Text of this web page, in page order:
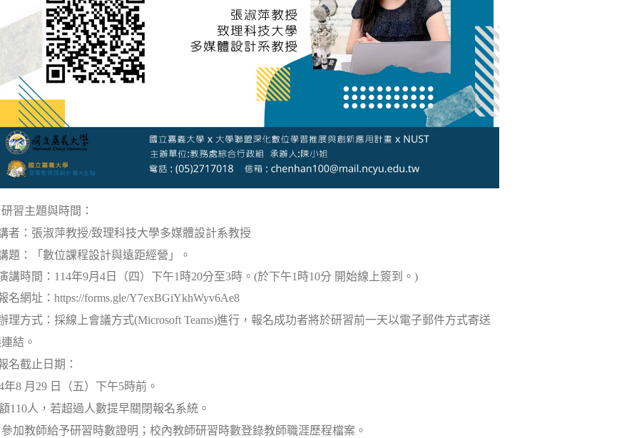
習主題與時間：
者：張淑萍教授/致理科技大學多媒體設計系教授
題：「數位課程設計與遠距經營」。
講時間：114年9月4日（四）下午1時20分至3時。(於下午1時10分 開始線上簽到。)
名網址：https://forms.gle/Y7exBGiYkhWyv6Ae8
理方式：採線上會議方式(Microsoft Teams)進行， 報名成功者將於研習前一天以電子郵件方式寄送
結。
名截止日期：
年8 月29 日（五）下午5時前。
110人，若超過人數提早關閉報名系統。
加教師給予研習時數證明；校內教師研習時數登錄教師職涯歷程檔案。